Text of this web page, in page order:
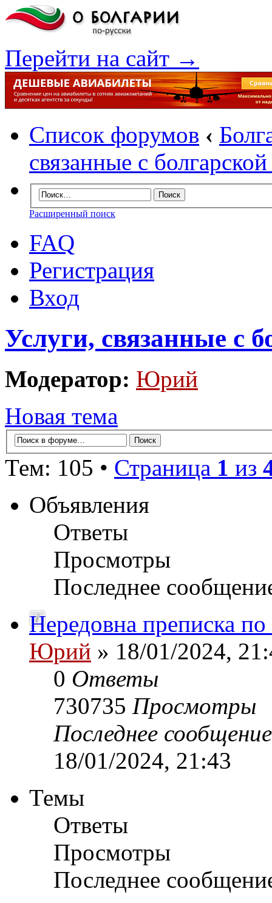
Перейти на сайт →
Список форумов ‹
связанные с
Расширенный поиск
FAQ
Регистрация
Вход
Услуги, связанные с
Модератор: Юрий
Новая тема
Тем: 105 • Страница 1 из
Объявления
Ответы
Просмотры
Последнее
Нередовна преписка
Юрий » 18/01/2024,
0 Ответы
730735 Просмотры
Последнее
18/01/2024, 21:43
Темы
Ответы
Просмотры
Последнее